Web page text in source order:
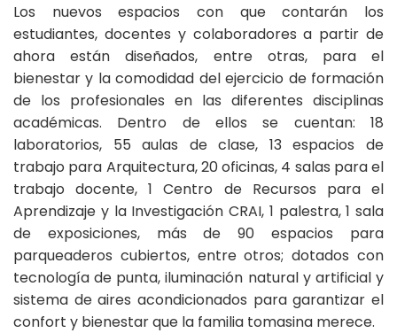
Los nuevos espacios con que contarán los
estudiantes, docentes y colaboradores a partir de
ahora están diseñados, entre otras, para el
bienestar y la comodidad del ejercicio de formación
de los profesionales en las diferentes disciplinas
académicas. Dentro de ellos se cuentan: 18
laboratorios, 55 aulas de clase, 13 espacios de
trabajo para Arquitectura, 20 oficinas, 4 salas para el
trabajo docente, 1 Centro de Recursos para el
Aprendizaje y la Investigación CRAI, 1 palestra, 1 sala
de exposiciones, más de 90 espacios para
parqueaderos cubiertos, entre otros; dotados con
tecnología de punta, iluminación natural y artificial y
sistema de aires acondicionados para garantizar el
confort y bienestar que la familia tomasina merece.